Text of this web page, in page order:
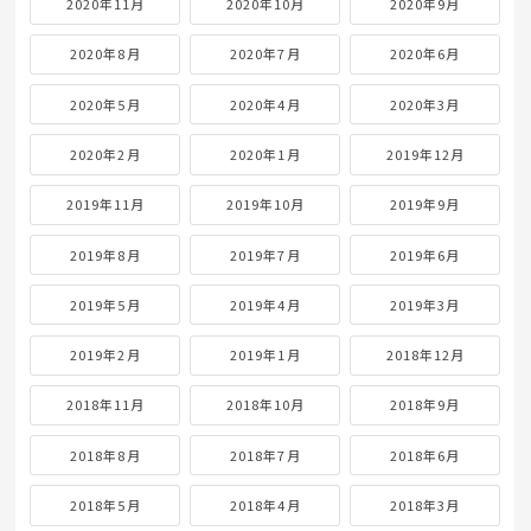
2020年8月 2020年7月 2020年6月
2020年5月 2020年4月 2020年3月
2020年2月 2020年1月 2019年12月
2019年11月 2019年10月 2019年9月
2019年8月 2019年7月 2019年6月
2019年5月 2019年4月 2019年3月
2019年2月 2019年1月 2018年12月
2018年11月 2018年10月 2018年9月
2018年8月 2018年7月 2018年6月
2018年5月 2018年4月 2018年3月